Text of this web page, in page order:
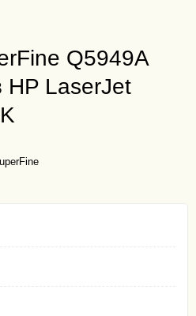
Q5949A
HP LaserJet